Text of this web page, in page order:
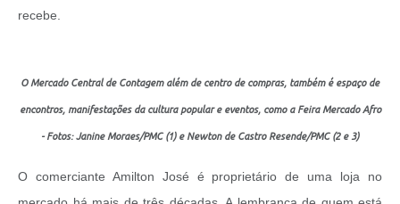
recebe.
O Mercado Central de Contagem além de centro de compras, também é espaço de
encontros, manifestações da cultura popular e eventos, como a Feira Mercado Afro
- Fotos: Janine Moraes/PMC (1) e Newton de Castro Resende/PMC (2 e 3)
O comerciante Amilton José é proprietário de uma loja no